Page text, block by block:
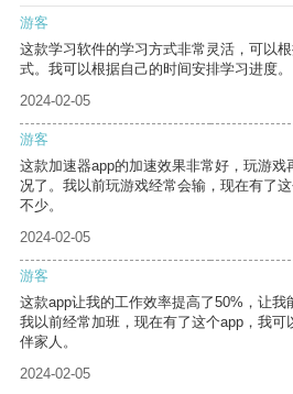
游客
这款学习软件的学习方式非常灵活，可以
式。我可以根据自己的时间安排学习进度。
2024-02-05
游客
这款加速器app的加速效果非常好，玩游
况了。我以前玩游戏经常会输，现在有了
不少。
2024-02-05
游客
这款app让我的工作效率提高了50%，让我
我以前经常加班，现在有了这个app，我
伴家人。
2024-02-05